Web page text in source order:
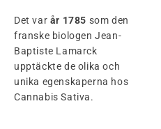
Det var år 1785 som den
franske biologen Jean-
Baptiste Lamarck
upptäckte de olika och
unika egenskaperna hos
Cannabis Sativa.